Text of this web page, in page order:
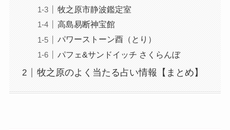
牧之原市静波鑑定室
高島易断神宝館
パワーストーン酉（とり）
パフェ&サンドイッチ さくらんぼ
牧之原のよく当たる占い情報【まとめ】